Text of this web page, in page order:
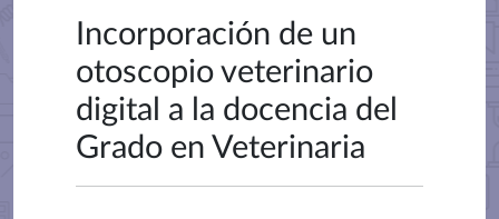
Incorporación de un
otoscopio veterinario
digital a la docencia del
Grado en Veterinaria